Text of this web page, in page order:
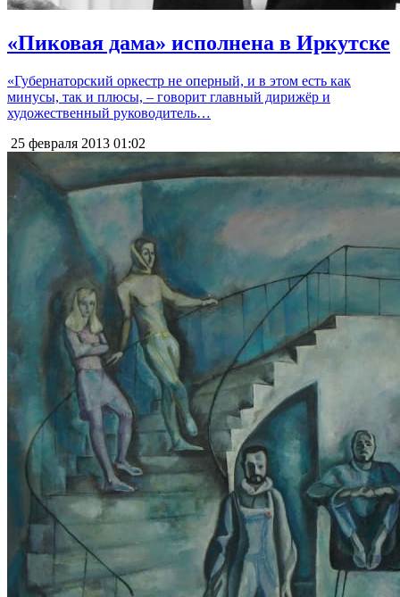
«Пиковая дама» исполнена в Иркутске
«Губернаторский оркестр не оперный, и в этом есть как
минусы, так и плюсы, – говорит главный дирижёр и
художественный руководитель…
25 февраля 2013 01:02